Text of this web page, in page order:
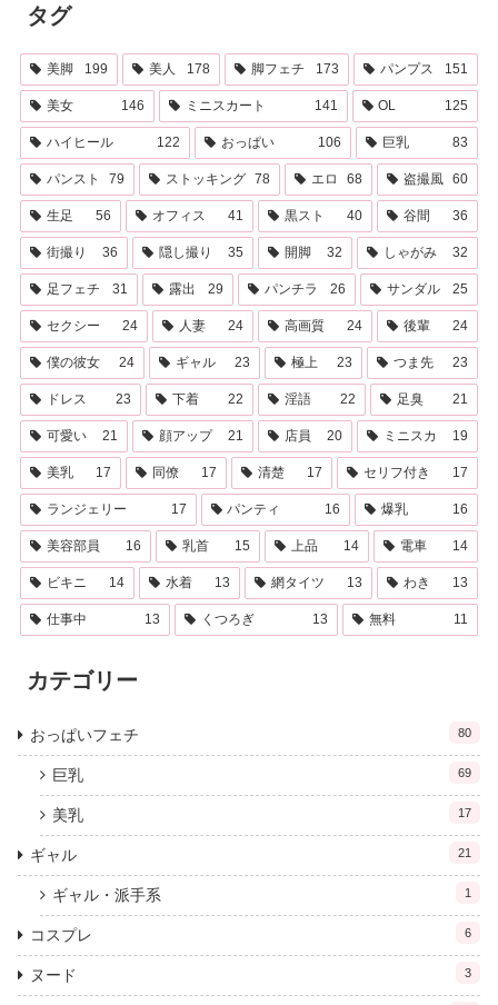
タグ
美脚 199 美人 178 脚フェチ 173 パンプス 151
美女 146 ミニスカート 141 OL 125
ハイヒール 122 おっぱい 106 巨乳 83
パンスト 79 ストッキング 78 エロ 68 盗撮風 60
生足 56 オフィス 41 黒スト 40 谷間 36
街撮り 36 隠し撮り 35 開脚 32 しゃがみ 32
足フェチ 31 露出 29 パンチラ 26 サンダル 25
セクシー 24 人妻 24 高画質 24 後輩 24
僕の彼女 24 ギャル 23 極上 23 つま先 23
ドレス 23 下着 22 淫語 22 足臭 21
可愛い 21 顔アップ 21 店員 20 ミニスカ 19
美乳 17 同僚 17 清楚 17 セリフ付き 17
ランジェリー 17 パンティ 16 爆乳 16
美容部員 16 乳首 15 上品 14 電車 14
ビキニ 14 水着 13 網タイツ 13 わき 13
仕事中 13 くつろぎ 13 無料 11
カテゴリー
おっぱいフェチ 80
巨乳 69
美乳 17
ギャル 21
ギャル・派手系 1
コスプレ 6
ヌード 3